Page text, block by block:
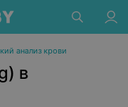
анализ крови
в